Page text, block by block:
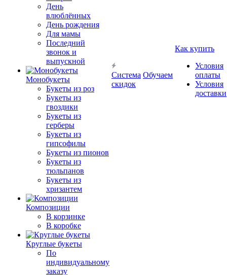
День
влюблённых
День рождения
Для мамы
Последний
звонок и
выпускной
Монобукеты
Букеты из роз
Букеты из
гвоздики
Букеты из
герберы
Букеты из
гипсофилы
Букеты из пионов
Букеты из
тюльпанов
Букеты из
хризантем
Композиции
В корзинке
В коробке
Круглые букеты
По
индивидуальному
заказу
Система
скидок
Обучаем
Как купить
Условия
оплаты
Условия
доставки